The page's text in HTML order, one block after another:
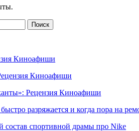
Киноафиши
Киноафиши
Рецензия Киноафиши
разряжается и когда пора на
состав спортивной драмы про Nike